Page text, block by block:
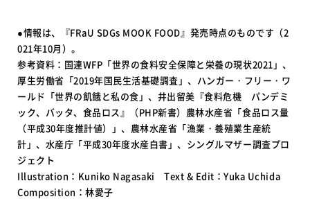
●情報は、『FRaU SDGs MOOK FOOD』発売時点のものです（2
021年10月）。
参考資料：国連WFP「世界の食料安全保障と栄養の現状2021」、
厚生労働省「2019年国民生活基礎調査」、ハンガー・フリー・ワ
ールド「世界の飢餓と私の食」、井出留美『食料危機 パンデミ
ック、バッタ、食品ロス』（PHP新書）農林水産省「食品ロス量
（平成30年度推計値）」、農林水産省「漁業・養殖業生産統
計」、水産庁「平成30年度水産白書」、シングルマザー調査プロ
ジェクト
Illustration：Kuniko Nagasaki Text & Edit：Yuka Uchida
Composition：林愛子